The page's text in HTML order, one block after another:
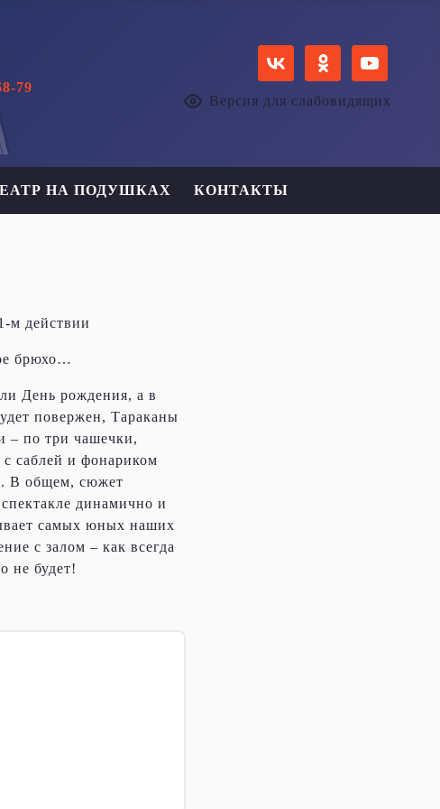
Версия для слабовидящих
79
НА ПОДУШКАХ КОНТАКТЫ
м действии
брюхо…
День рождения, а в
повержен, Тараканы
– по три чашечки,
саблей и фонариком
В общем, сюжет
динамично и
самых юных наших
с залом – как всегда
не будет!